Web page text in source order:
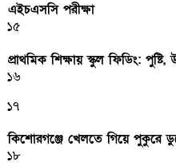
এইচএসসি পরীক্ষা
১৫
প্রাথমিক শিক্ষায় স্কুল ফিডিং:
১৬
১৭
কিশোরগঞ্জে খেলতে গিয়ে পুকুরে
১৮